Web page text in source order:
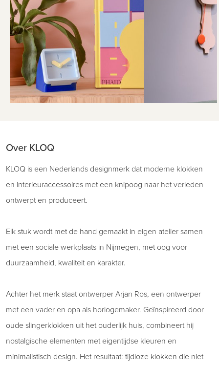
Over KLOQ
KLOQ is een Nederlands designmerk dat moderne klokken
en interieuraccessoires met een knipoog naar het verleden
ontwerpt en produceert.
Elk stuk wordt met de hand gemaakt in eigen atelier samen
met een sociale werkplaats in Nijmegen, met oog voor
duurzaamheid, kwaliteit en karakter.
Achter het merk staat ontwerper Arjan Ros, een ontwerper
met een vader en opa als horlogemaker. Geïnspireerd door
oude slingerklokken uit het ouderlijk huis, combineert hij
nostalgische elementen met eigentijdse kleuren en
minimalistisch design. Het resultaat: tijdloze klokken die niet